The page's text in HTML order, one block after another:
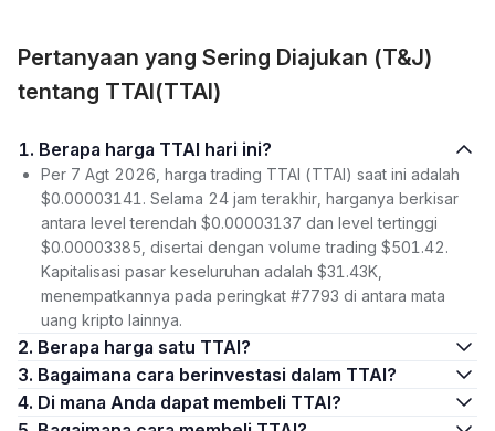
Pertanyaan yang Sering Diajukan (T&J)
tentang TTAI(TTAI)
1. Berapa harga TTAI hari ini?
Per 7 Agt 2026, harga trading TTAI (TTAI) saat ini adalah
$0.00003141. Selama 24 jam terakhir, harganya berkisar
antara level terendah $0.00003137 dan level tertinggi
$0.00003385, disertai dengan volume trading $501.42.
Kapitalisasi pasar keseluruhan adalah $31.43K,
menempatkannya pada peringkat #7793 di antara mata
uang kripto lainnya.
2. Berapa harga satu TTAI?
3. Bagaimana cara berinvestasi dalam TTAI?
4. Di mana Anda dapat membeli TTAI?